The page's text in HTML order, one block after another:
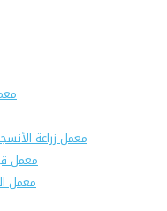
معمل زراعة
معمل
معمل